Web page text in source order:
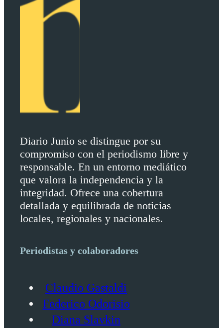
Diario Junio se distingue por su
compromiso con el periodismo libre y
responsable. En un entorno mediático
que valora la independencia y la
integridad. Ofrece una cobertura
detallada y equilibrada de noticias
locales, regionales y nacionales.
Periodistas y colaboradores
Claudio Gastaldi
Federico Odorisio
Diana Slavkin